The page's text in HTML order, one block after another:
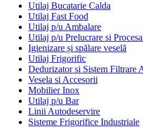
Utilaj Bucatarie Calda
Utilaj Fast Food
Utilaj p/u Ambalare
Utilaj p/u Prelucrare si
Igienizare și spălare veselă
Utilaj Frigorific
Dedurizator si Sistem Filtrare
Vesela si Accesorii
Mobilier Inox
Utilaj p/u Bar
Linii Autodeservire
Sisteme Frigorifice Industriale